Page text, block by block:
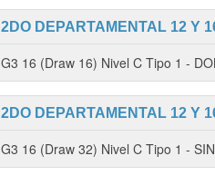
2DO DEPARTAMENTAL 12 Y
G3 16 (Draw 16) Nivel C Tipo 1 -
2DO DEPARTAMENTAL 12 Y
G3 16 (Draw 32) Nivel C Tipo 1 -